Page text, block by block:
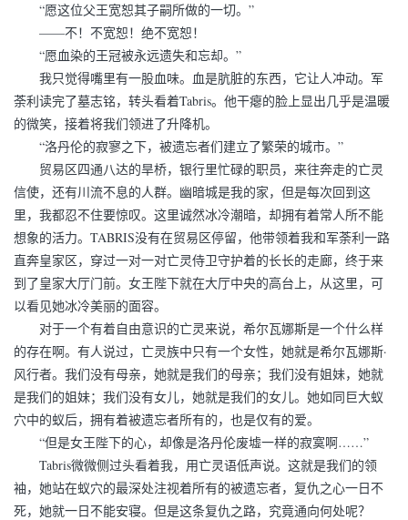
“愿这位父王宽恕其子嗣所做的一切。”
——不！不宽恕！绝不宽恕！
“愿血染的王冠被永远遗失和忘却。”
我只觉得嘴里有一股血味。血是肮脏的东西，它让人冲动。军
荼利读完了墓志铭，转头看着Tabris。他干瘪的脸上显出几乎是温暖
的微笑，接着将我们领进了升降机。
“洛丹伦的寂寥之下，被遗忘者们建立了繁荣的城市。”
贸易区四通八达的旱桥，银行里忙碌的职员，来往奔走的亡灵
信使，还有川流不息的人群。幽暗城是我的家，但是每次回到这
里，我都忍不住要惊叹。这里诚然冰冷潮暗，却拥有着常人所不能
想象的活力。TABRIS没有在贸易区停留，他带领着我和军荼利一路
直奔皇家区，穿过一对一对亡灵侍卫守护着的长长的走廊，终于来
到了皇家大厅门前。女王陛下就在大厅中央的高台上，从这里，可
以看见她冰冷美丽的面容。
对于一个有着自由意识的亡灵来说，希尔瓦娜斯是一个什么样
的存在啊。有人说过，亡灵族中只有一个女性，她就是希尔瓦娜斯·
风行者。我们没有母亲，她就是我们的母亲；我们没有姐妹，她就
是我们的姐妹；我们没有女儿，她就是我们的女儿。她如同巨大蚁
穴中的蚁后，拥有着被遗忘者所有的，也是仅有的爱。
“但是女王陛下的心，却像是洛丹伦废墟一样的寂寞啊……”
Tabris微微侧过头看着我，用亡灵语低声说。这就是我们的领
袖，她站在蚁穴的最深处注视着所有的被遗忘者，复仇之心一日不
死，她就一日不能安寝。但是这条复仇之路，究竟通向何处呢？